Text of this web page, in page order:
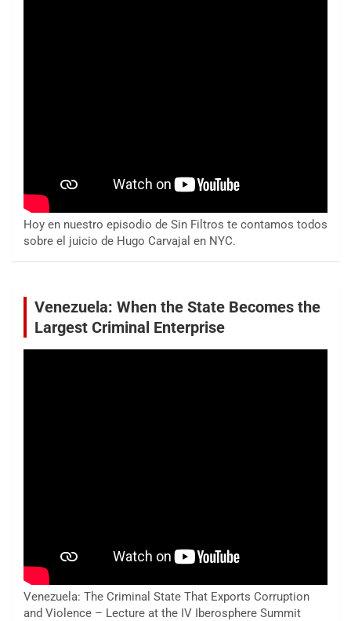
Hoy en nuestro episodio de Sin Filtros te contamos todos
sobre el juicio de Hugo Carvajal en NYC.
Venezuela: When the State Becomes the
Largest Criminal Enterprise
Venezuela: The Criminal State That Exports Corruption
and Violence – Lecture at the IV Iberosphere Summit